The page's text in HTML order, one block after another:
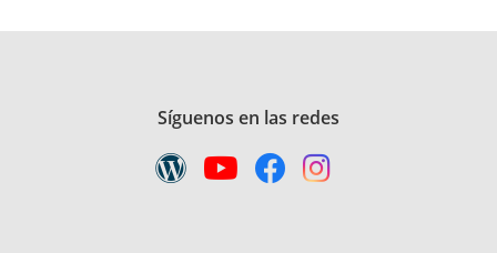
Síguenos en las redes